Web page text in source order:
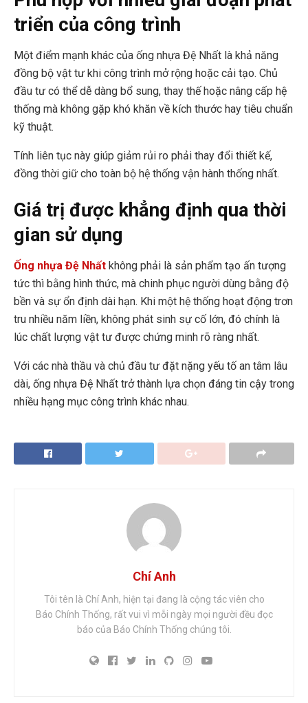
triển của công trình
Một điểm mạnh khác của ống nhựa Đệ Nhất là khả năng
đồng bộ vật tư khi công trình mở rộng hoặc cải tạo. Chủ
đầu tư có thể dễ dàng bổ sung, thay thế hoặc nâng cấp hệ
thống mà không gặp khó khăn về kích thước hay tiêu chuẩn
kỹ thuật.
Tính liên tục này giúp giảm rủi ro phải thay đổi thiết kế,
đồng thời giữ cho toàn bộ hệ thống vận hành thống nhất.
Giá trị được khẳng định qua thời
gian sử dụng
Ống nhựa Đệ Nhất không phải là sản phẩm tạo ấn tượng
tức thì bằng hình thức, mà chinh phục người dùng bằng độ
bền và sự ổn định dài hạn. Khi một hệ thống hoạt động trơn
tru nhiều năm liền, không phát sinh sự cố lớn, đó chính là
lúc chất lượng vật tư được chứng minh rõ ràng nhất.
Với các nhà thầu và chủ đầu tư đặt nặng yếu tố an tâm lâu
dài, ống nhựa Đệ Nhất trở thành lựa chọn đáng tin cậy trong
nhiều hạng mục công trình khác nhau.
Chí Anh
Tôi tên là Chí Anh, hiện tại đang là cộng tác viên cho
Báo Chính Thống, rất vui vì mỗi ngày mọi người đều đọc
báo của Báo Chính Thống chúng tôi.